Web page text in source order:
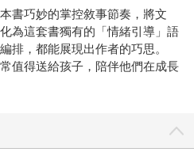
書巧妙的掌控敘事節奏，將文
為這套書獨有的「情緒引導」語
排，都能展現出作者的巧思。
值得送給孩子，陪伴他們在成長